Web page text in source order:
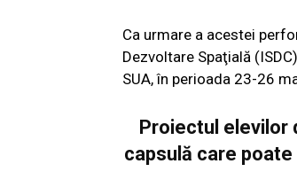
Ca urmare a acestei
Dezvoltare Spaţială
SUA, în perioada 23-26
Proiectul elevilor
capsulă care